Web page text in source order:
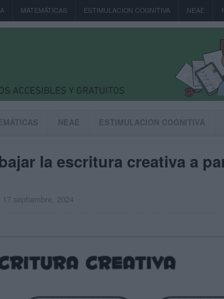
MATEMÁTICAS ESTIMULACION COGNITIVA NEAE
NEAE ESTIMULACION COGNITIVA
la escritura creativa a
17 septiembre, 2024